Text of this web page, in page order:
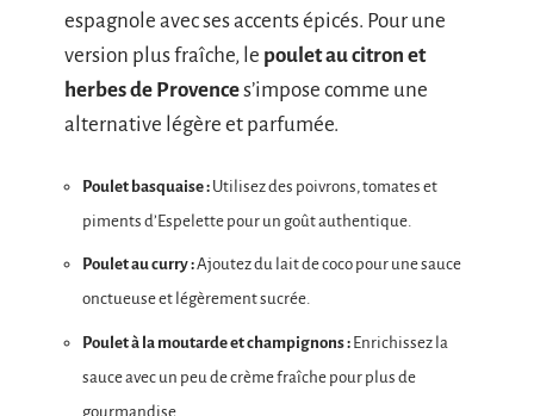
espagnole avec ses accents épicés. Pour une
version plus fraîche, le poulet au citron et
herbes de Provences’impose comme une
alternative légère et parfumée.
Poulet basquaise : Utilisez des poivrons, tomates et
piments d’Espelette pour un goût authentique.
Poulet au curry :Ajoutez du lait de coco pour une sauce
onctueuse et légèrement sucrée.
Poulet à la moutarde et champignons : Enrichissez la
sauce avec un peu de crème fraîche pour plus de
gourmandise.